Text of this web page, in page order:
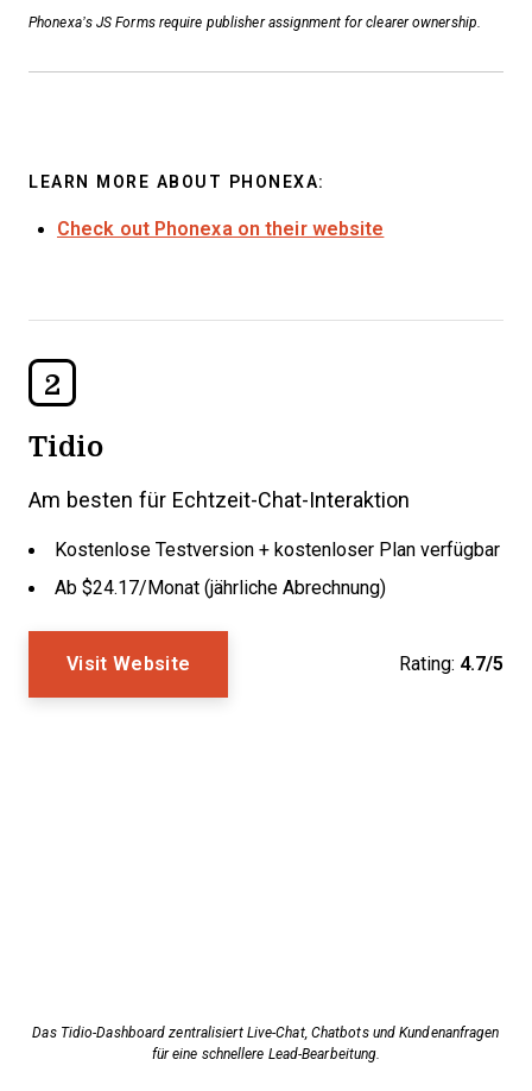
Phonexa’s JS Forms require publisher assignment for clearer ownership.
LEARN MORE ABOUT PHONEXA:
Check out Phonexa on their website
2
Tidio
Am besten für Echtzeit-Chat-Interaktion
Kostenlose Testversion + kostenloser Plan verfügbar
Ab $24.17/Monat (jährliche Abrechnung)
Visit Website Rating: 4.7/5
Das Tidio-Dashboard zentralisiert Live-Chat, Chatbots und Kundenanfragen
für eine schnellere Lead-Bearbeitung.